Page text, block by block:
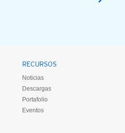
RECURSOS
Noticias
Descargas
Portafolio
Eventos